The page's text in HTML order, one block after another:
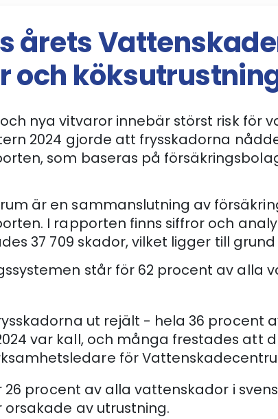
årets
och
nya vitvaror innebär störst risk för
2024 gjorde att frysskadorna
som baseras på
är en sammanslutning av
I rapporten finns siffror och
37 709 skador, vilket ligger till
står för 62 procent av
ut rejält - hela 36 procent
var kall, och många frestades att
för
26 procent av alla vattenskador i
av utrustning.